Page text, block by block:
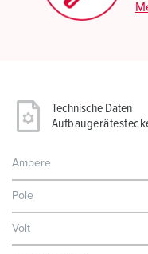
Technische Daten
Ampere
Pole
Volt